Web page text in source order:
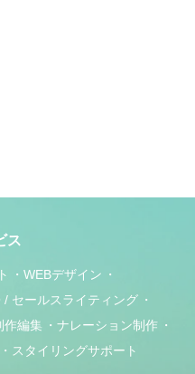
ス
WEBデザイン
/ セールスライティング
作編集
ナレーション制作
スタイリングサポート